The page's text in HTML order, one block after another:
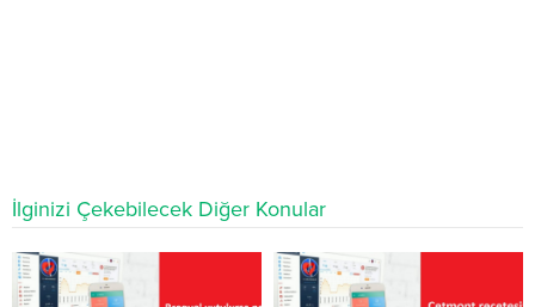
İlginizi Çekebilecek Diğer Konular